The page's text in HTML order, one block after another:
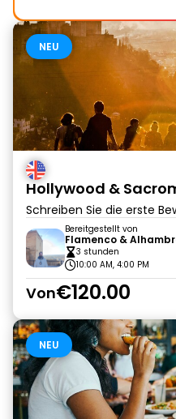
NEU
Hollywood &
Schreiben Sie die erste
Bereitgestellt von
Flamenco &
3 stunden
10:00 AM, 4:00 PM
Von€120.00
NEU